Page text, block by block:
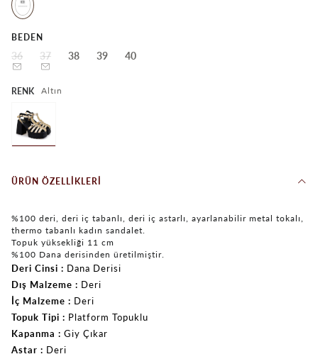
BEDEN
36 37 38 39 40
RENK Altın
ÜRÜN ÖZELLIKLERI
%100 deri, deri iç tabanlı, deri iç astarlı, ayarlanabilir metal tokalı,
thermo tabanlı kadın sandalet.
Topuk yüksekliği 11 cm
%100 Dana derisinden üretilmiştir.
Deri Cinsi
Dana Derisi
Dış Malzeme
Deri
İç Malzeme
Deri
Topuk Tipi
Platform Topuklu
Kapanma
Giy Çıkar
Astar
Deri